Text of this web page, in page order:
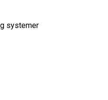
systemer